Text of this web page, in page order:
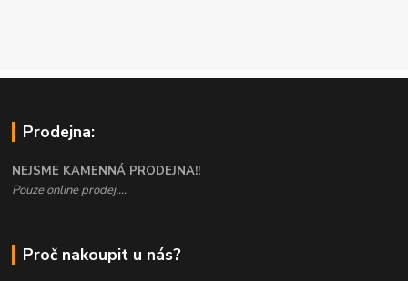
Prodejna:
NEJSME KAMENNÁ PRODEJNA!!
Pouze online prodej....
Proč nakoupit u nás?